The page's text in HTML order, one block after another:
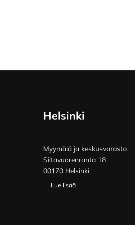
Helsinki
Myymälä ja keskusvarasto
Siltavuorenranta 18
00170 Helsinki
Lue lisää